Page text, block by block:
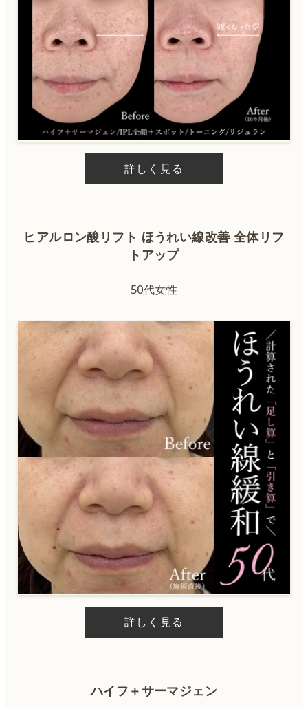
詳しく見る
ヒアルロン酸リフト ほうれい線改善 全体リフ
トアップ
50代女性
詳しく見る
ハイフ＋サーマジェン